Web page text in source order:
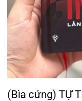
(Bìa cứng) TỰ